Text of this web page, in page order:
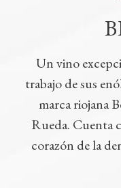
Un vino
trabajo de sus
marca riojana
Rueda. Cuenta
corazón de la